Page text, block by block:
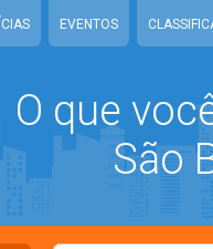
EVENTOS
O que
São